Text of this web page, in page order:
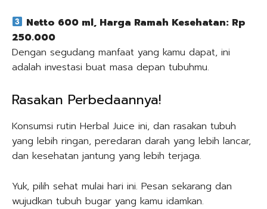
Netto 600 ml, Harga Ramah Kesehatan: Rp
250.000
Dengan segudang manfaat yang kamu dapat, ini
adalah investasi buat masa depan tubuhmu.
Rasakan Perbedaannya!
Konsumsi rutin Herbal Juice ini, dan rasakan tubuh
yang lebih ringan, peredaran darah yang lebih lancar,
dan kesehatan jantung yang lebih terjaga.
Yuk, pilih sehat mulai hari ini. Pesan sekarang dan
wujudkan tubuh bugar yang kamu idamkan.